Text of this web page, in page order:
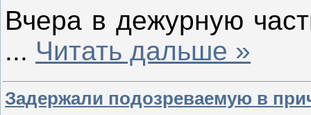
Вчера в дежурную
... Читать дальше »
Задержали подозреваемую в